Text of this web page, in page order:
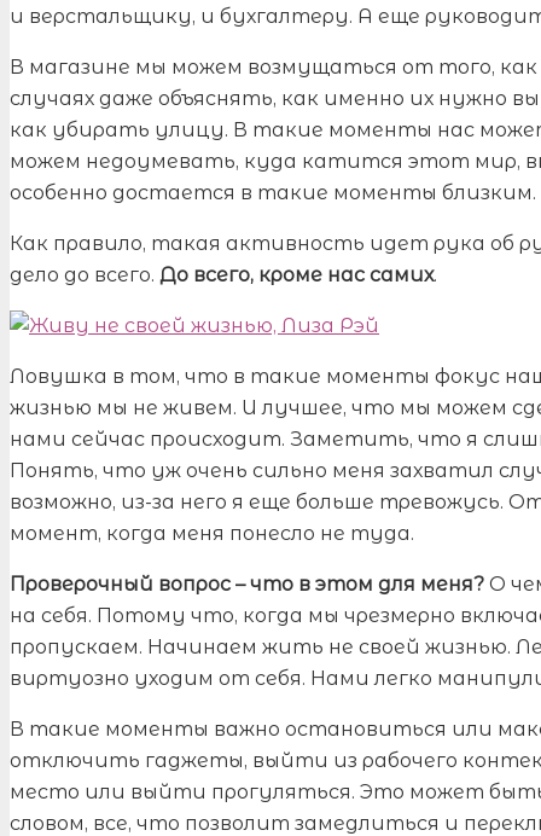
и верстальщику, и бухгалтеру. А еще
В магазине мы можем возмущаться от того,
случаях даже объяснять, как именно их нужно
как убирать улицу. В такие моменты нас
можем недоумевать, куда катится этот мир,
особенно достается в такие моменты близким.
Как правило, такая активность идет рука об
дело до всего. До всего, кроме нас самих.
Ловушка в том, что в такие моменты фокус
жизнью мы не живем. И лучшее, что мы можем
нами сейчас происходит. Заметить, что я
Понять, что уж очень сильно меня захватил
возможно, из-за него я еще больше тревожусь.
момент, когда меня понесло не туда.
Проверочный вопрос – что в этом для меня? О
на себя. Потому что, когда мы чрезмерно
пропускаем. Начинаем жить не своей жизнью.
виртуозно уходим от себя. Нами легко
В такие моменты важно остановиться или
отключить гаджеты, выйти из рабочего
место или выйти прогуляться. Это может быть
словом, все, что позволит замедлиться и